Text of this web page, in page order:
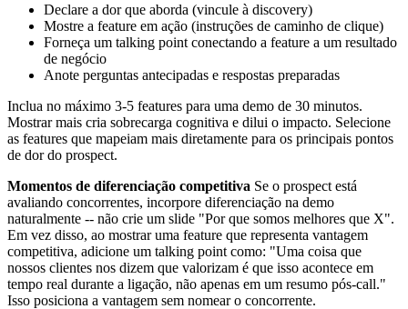
Declare a dor que aborda (vincule à discovery)
Mostre a feature em ação (instruções de caminho de clique)
Forneça um talking point conectando a feature a um resultado
de negócio
Anote perguntas antecipadas e respostas preparadas
Inclua no máximo 3-5 features para uma demo de 30 minutos.
Mostrar mais cria sobrecarga cognitiva e dilui o impacto. Selecione
as features que mapeiam mais diretamente para os principais pontos
de dor do prospect.
Momentos de diferenciação competitiva Se o prospect está
avaliando concorrentes, incorpore diferenciação na demo
naturalmente -- não crie um slide "Por que somos melhores que X".
Em vez disso, ao mostrar uma feature que representa vantagem
competitiva, adicione um talking point como: "Uma coisa que
nossos clientes nos dizem que valorizam é que isso acontece em
tempo real durante a ligação, não apenas em um resumo pós-call."
Isso posiciona a vantagem sem nomear o concorrente.